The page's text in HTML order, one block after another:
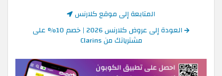
المتابعة إلى موقع كلارنس
العودة إلى عروض كلارنس 2026 | خصم 10% على
مشترياتك من Clarins